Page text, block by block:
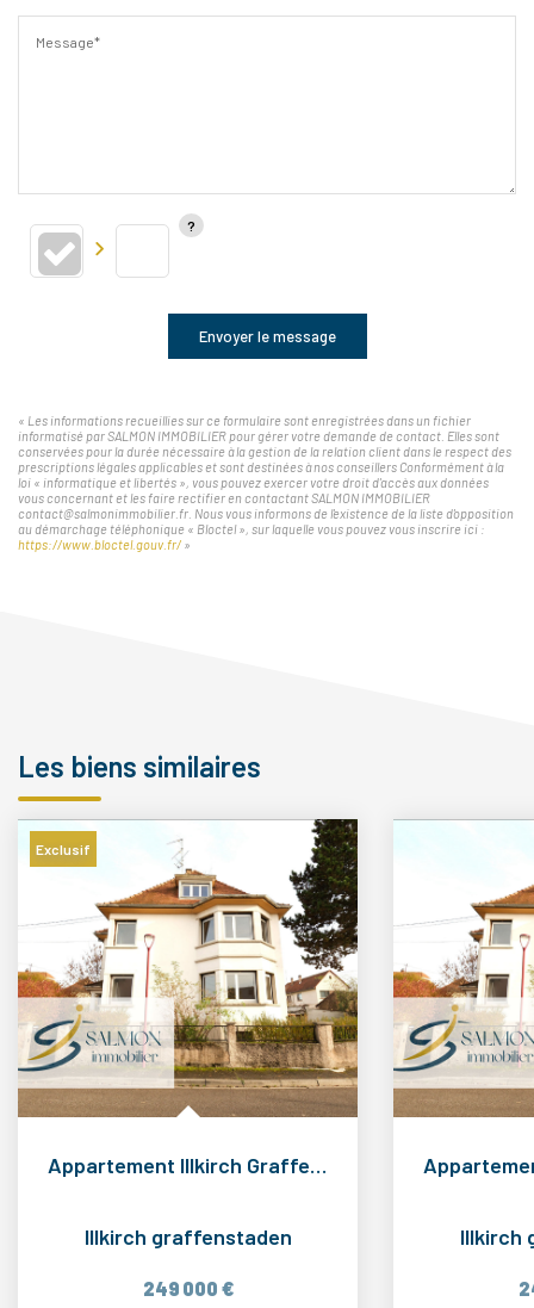
Message*
Envoyer le message
« Les informations recueillies sur ce formulaire sont enregistrées dans un fichier
informatisé par SALMON IMMOBILIER pour gérer votre demande de contact. Elles sont
conservées pour la durée nécessaire à la gestion de la relation client dans le respect des
prescriptions légales applicables et sont destinées à nos conseillers Conformément à la
loi « informatique et libertés », vous pouvez exercer votre droit d'accès aux données
vous concernant et les faire rectifier en contactant SALMON IMMOBILIER
contact@salmonimmobilier.fr. Nous vous informons de l'existence de la liste d'opposition
au démarchage téléphonique « Bloctel », sur laquelle vous pouvez vous inscrire ici :
https://www.bloctel.gouv.fr/ »
Les biens similaires
Exclusif
Appartement Illkirch Graffenstaden 3 pièce(s) 85 m2
Illkirch graffenstaden
249 000 €
Illkirch